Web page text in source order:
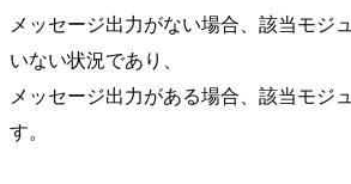
メッセージ出力がない場合、該当モジ
いない状況であり、
メッセージ出力がある場合、該当モジ
す。